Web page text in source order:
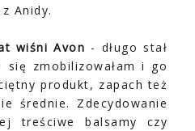
Anidy.
wiśni Avon - długo stał
się zmobilizowałam i go
produkt, zapach też
średnie. Zdecydowanie
treściwe balsamy czy